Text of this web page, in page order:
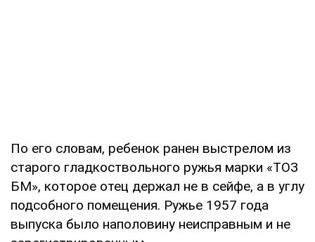
По его словам, ребенок ранен выстрелом из
старого гладкоствольного ружья марки «ТОЗ
БМ», которое отец держал не в сейфе, а в углу
подсобного помещения. Ружье 1957 года
выпуска было наполовину неисправным и не